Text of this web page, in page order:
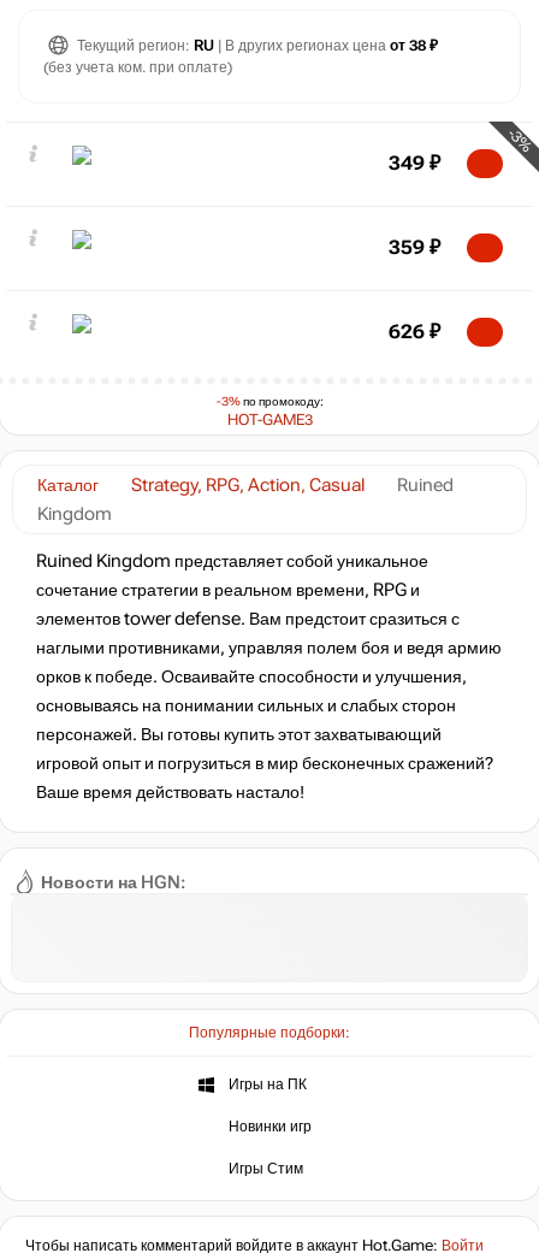
Новости на HGN:
Популярные подборки:
Игры на ПК
Новинки игр
Игры Стим
Каталог Strategy, RPG, Action, Casual
Ruined
Kingdom
Ruined Kingdom представляет собой уникальное
сочетание стратегии в реальном времени, RPG и
элементов tower defense. Вам предстоит сразиться с
наглыми противниками, управляя полем боя и ведя армию
орков к победе. Осваивайте способности и улучшения,
основываясь на понимании сильных и слабых сторон
персонажей. Вы готовы купить этот захватывающий
игровой опыт и погрузиться в мир бесконечных сражений?
Ваше время действовать настало!
Текущий регион: RU | В других регионах цена от 38 ₽
(без учета ком. при оплате)
-3%
349 ₽
359 ₽
-3%по промокоду:
HOT-GAME3
626 ₽
Чтобы написать комментарий войдите в аккаунт Hot.Game: Войти